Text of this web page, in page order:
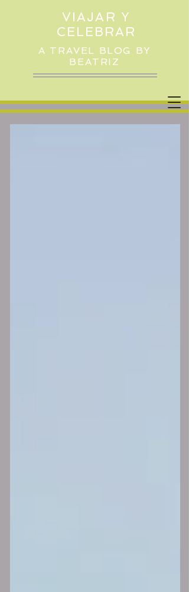
VIAJAR Y
CELEBRAR
A TRAVEL BLOG BY
BEATRIZ